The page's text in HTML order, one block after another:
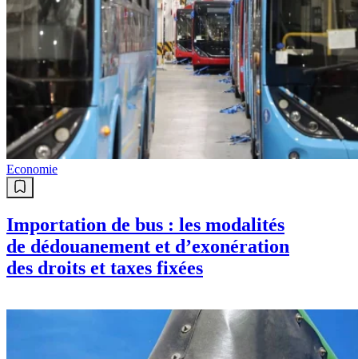
Economie
Importation de bus : les modalités
de dédouanement et d’exonération
des droits et taxes fixées